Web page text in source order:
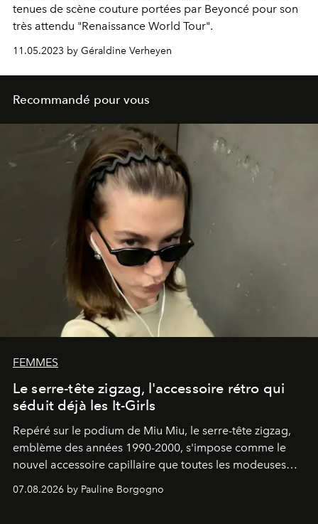
tenues de scène couture portées par Beyoncé pour son
très attendu "Renaissance World Tour".
11.05.2023 by Géraldine Verheyen
Recommandé pour vous
FEMMES
Le serre-tête zigzag, l'accessoire rétro qui
séduit déjà les It-Girls
Repéré sur le podium de Miu Miu, le serre-tête zigzag,
emblème des années 1990-2000, s'impose comme le
nouvel accessoire capillaire que toutes les modeuses
s'arrachent déjà.
07.08.2026 by Pauline Borgogno